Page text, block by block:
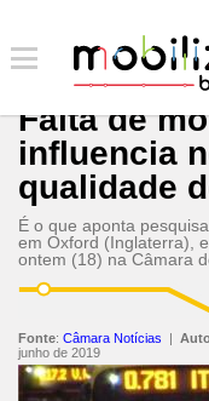
Falta de
influencia
qualidade
É o que aponta
em Oxford (Inglaterra),
ontem (18) na Câmara
Fonte: Câmara Notícias |
junho de 2019